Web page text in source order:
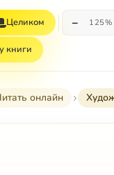
Целиком − 125%
книги
онлайн